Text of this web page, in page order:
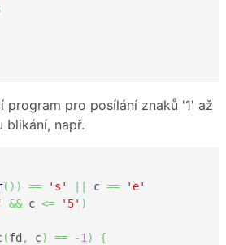
program pro posílání znaků '1' až
blikání, např.
( ) ) == 's' c ==
'e'
&& c <= '5' )
(fd , c) == -1 )
{